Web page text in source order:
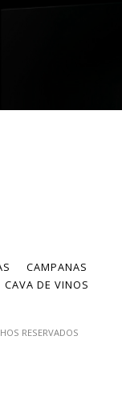
CAMPANAS
CAVA DE VINOS
RESERVADOS